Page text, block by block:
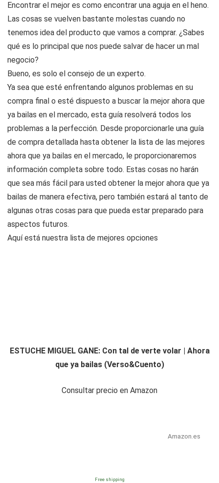
Encontrar el mejor es como encontrar una aguja en el heno.
Las cosas se vuelven bastante molestas cuando no
tenemos idea del producto que vamos a comprar. ¿Sabes
qué es lo principal que nos puede salvar de hacer un mal
negocio?
Bueno, es solo el consejo de un experto.
Ya sea que esté enfrentando algunos problemas en su
compra final o esté dispuesto a buscar la mejor ahora que
ya bailas en el mercado, esta guía resolverá todos los
problemas a la perfección. Desde proporcionarle una guía
de compra detallada hasta obtener la lista de las mejores
ahora que ya bailas en el mercado, le proporcionaremos
información completa sobre todo. Estas cosas no harán
que sea más fácil para usted obtener la mejor ahora que ya
bailas de manera efectiva, pero también estará al tanto de
algunas otras cosas para que pueda estar preparado para
aspectos futuros.
Aquí está nuestra lista de mejores opciones
ESTUCHE MIGUEL GANE: Con tal de verte volar | Ahora
que ya bailas (Verso&Cuento)
Consultar precio en Amazon
Amazon.es
Free shipping